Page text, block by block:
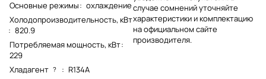
Основные режимы: охлаждение
Холодопроизводительность, кВт
: 820.9
Потребляемая мощность, кВт:
229
Хладагент ? : R134A
случае сомнений уточняйте
характеристики и комплектацию
на официальном сайте
производителя.